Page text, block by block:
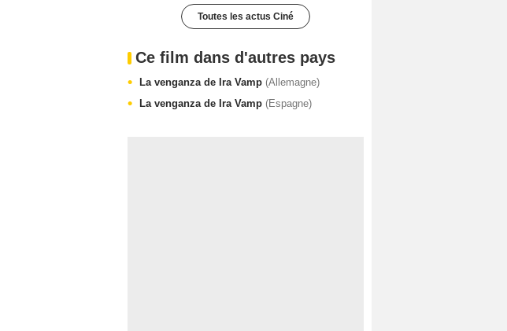
Toutes les actus Ciné
Ce film dans d'autres pays
La venganza de Ira Vamp (Allemagne)
La venganza de Ira Vamp (Espagne)